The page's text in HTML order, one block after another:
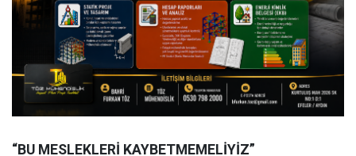
“BU MESLEKLERİ KAYBETMEMELİYİZ”